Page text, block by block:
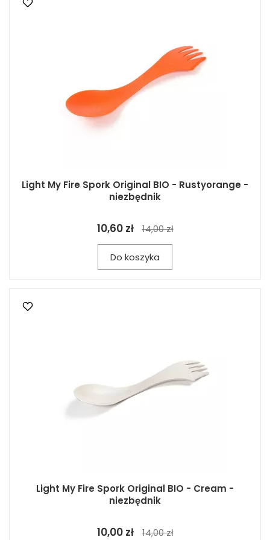
Light My Fire Spork Original BIO - Rustyorange -
niezbędnik
10,60 zł 14,00 zł
Do koszyka
Light My Fire Spork Original BIO - Cream -
niezbędnik
10,00 zł 14,00 zł